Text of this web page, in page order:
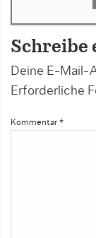
Schreibe
Deine E-Mail-
Erforderliche
Kommentar *